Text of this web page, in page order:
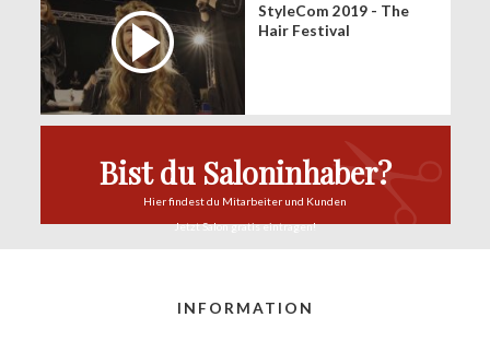
StyleCom 2019 - The
Hair Festival
Bist du Saloninhaber?
Hier findest du Mitarbeiter und Kunden
Jetzt Salongratis eintragen!
INFORMATION